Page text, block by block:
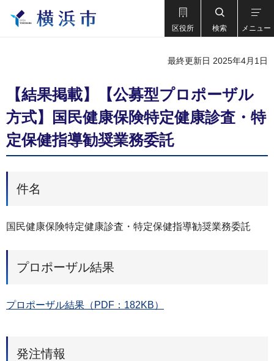
区役所 検索 メニュー
最終更新日 2025年4月1日
【結果掲載】【公募型プロポーザル
方式】国民健康保険特定健康診査・特
定保健指導勧奨業務委託
件名
国民健康保険特定健康診査・特定保健指導勧奨業務委託
プロポーザル結果
プロポーザル結果（PDF：182KB）
発注情報